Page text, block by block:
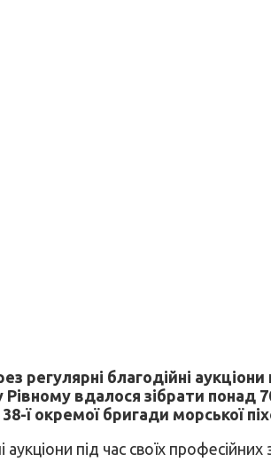
регулярні благодійні
Рівному вдалося зібрати понад
ї окремої бригади морської
під час своїх професійних